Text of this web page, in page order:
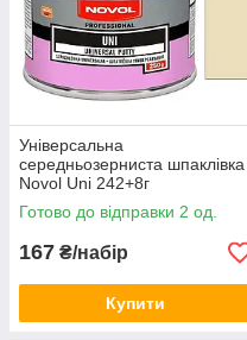
Універсальна
середньозерниста шпаклівка
Novol Uni 242+8г
Готово до відправки 2 од.
167 ₴/набір
Купити